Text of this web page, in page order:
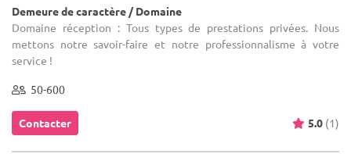
Demeure de caractère / Domaine
Domaine réception : Tous types de prestations privées. Nous
mettons notre savoir-faire et notre professionnalisme à votre
service !
50-600
Contacter 5.0 (1)